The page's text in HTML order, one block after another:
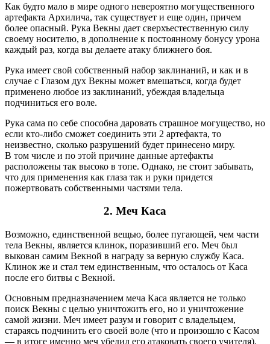
Как будто мало в мире одного невероятно могущественного
артефакта Архилича, так существует и еще один, причем
более опасный. Рука Векны дает сверхъестественную силу
своему носителю, в дополнение к постоянному бонусу урона
каждый раз, когда вы делаете атаку ближнего боя.
Рука имеет свой собственный набор заклинаний, и как и в
случае с Глазом дух Векны может вмешаться, когда будет
применено любое из заклинаний, убеждая владельца
подчиниться его воле.
Рука сама по себе способна даровать страшное могущество, но
если кто-либо сможет соединить эти 2 артефакта, то
неизвестно, сколько разрушений будет принесено миру.
В том числе и по этой причине данные артефакты
расположены так высоко в топе. Однако, не стоит забывать,
что для применения как глаза так и руки придется
пожертвовать собственными частями тела.
2. Меч Каса
Возможно, единственной вещью, более пугающей, чем части
тела Векны, является клинок, поразивший его. Меч был
выкован самим Векной в награду за верную службу Каса.
Клинок же и стал тем единственным, что осталось от Каса
после его битвы с Векной.
Основным предназначением меча Каса является не только
поиск Векны с целью уничтожить его, но и уничтожение
самой жизни. Меч имеет разум и говорит с владельцем,
стараясь подчинить его своей воле (что и произошло с Касом
— в итоге именно меч убедил его атаковать своего учителя).